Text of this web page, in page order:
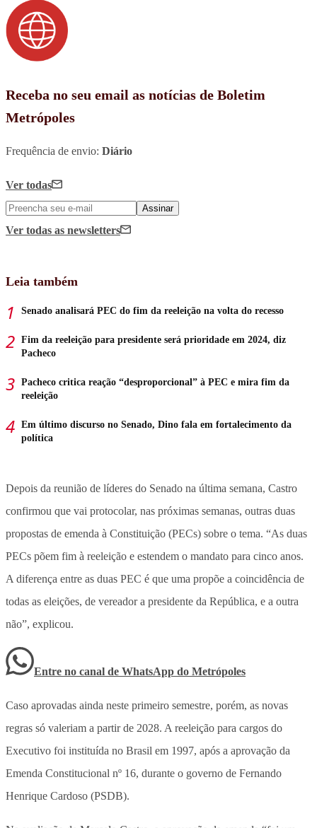
Receba no seu email as notícias de Boletim
Metrópoles
Frequência de envio: Diário
Ver todas
Assinar
Ver todas as newsletters
Leia também
Senado analisará PEC do fim da reeleição na volta do recesso
Fim da reeleição para presidente será prioridade em 2024, diz
Pacheco
Pacheco critica reação “desproporcional” à PEC e mira fim da
reeleição
Em último discurso no Senado, Dino fala em fortalecimento da
política
Depois da reunião de líderes do Senado na última semana, Castro
confirmou que vai protocolar, nas próximas semanas, outras duas
propostas de emenda à Constituição (PECs) sobre o tema. “As duas
PECs põem fim à reeleição e estendem o mandato para cinco anos.
A diferença entre as duas PEC é que uma propõe a coincidência de
todas as eleições, de vereador a presidente da República, e a outra
não”, explicou.
Entre no canal de WhatsApp do Metrópoles
Caso aprovadas ainda neste primeiro semestre, porém, as novas
regras só valeriam a partir de 2028. A reeleição para cargos do
Executivo foi instituída no Brasil em 1997, após a aprovação da
Emenda Constitucional nº 16, durante o governo de Fernando
Henrique Cardoso (PSDB).